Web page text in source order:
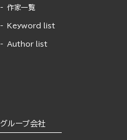
作家一覧
Keyword list
Author list
グループ会社